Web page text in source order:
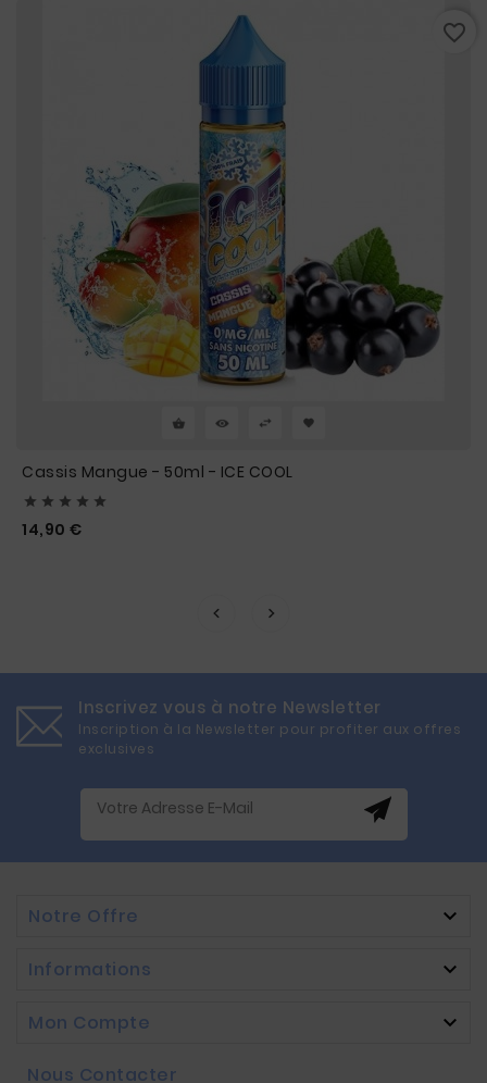
Cassis Mangue - 50ml - ICE COOL
    
14,90 €
favorite_border
Inscrivez vous à notre Newsletter
Inscription à la Newsletter pour profiter aux offres
exclusives
Notre Offre 
Informations 
Mon Compte 
Nous Contacter